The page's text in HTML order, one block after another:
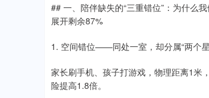
## 一、陪伴缺失的“三重错位”：为什么
展开剩余87%
1. 空间错位——同处一室，却分属“两个
家长刷手机、孩子打游戏，物理距离1米
险提高1.8倍。